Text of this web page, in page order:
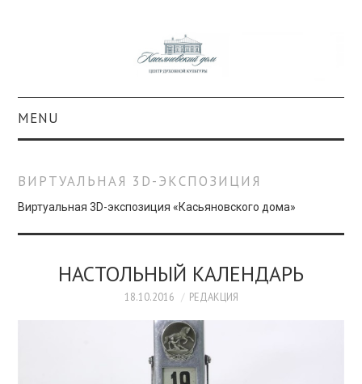
MENU
КОЛЛЕКЦИИ
#КАСДОМ
КУЛЬТУРА
ВИРТУАЛЬНАЯ 3D-ЭКСПОЗИЦИЯ
Виртуальная 3D-экспозиция «Касьяновского дома»
НАСТОЛЬНЫЙ КАЛЕНДАРЬ
18.10.2016 РЕДАКЦИЯ